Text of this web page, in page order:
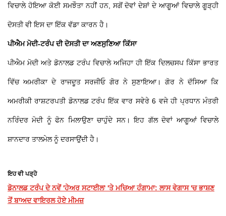
ਵਿਚਾਲੇ ਹੋਇਆ ਕੋਈ ਸਮਝੌਤਾ ਨਹੀਂ ਹਨ, ਸਗੋਂ ਦੋਵਾਂ ਦੇਸ਼ਾਂ ਦੇ ਆਗੂਆਂ ਵਿਚਾਲੇ ਗੂੜ੍ਹੀ
ਦੋਸਤੀ ਵੀ ਇਸ ਦਾ ਇੱਕ ਵੱਡਾ ਕਾਰਨ ਹੈ।
ਪੀਐਮ ਮੋਦੀ-ਟਰੰਪ ਦੀ ਦੋਸਤੀ ਦਾ ਅਣਸੁਣਿਆ ਕਿੱਸਾ
ਪੀਐਮ ਮੋਦੀ ਅਤੇ ਡੋਨਾਲਡ ਟਰੰਪ ਵਿਚਾਲੇ ਅਜਿਹਾ ਹੀ ਇੱਕ ਦਿਲਚਸਪ ਕਿੱਸਾ ਭਾਰਤ
ਵਿੱਚ ਅਮਰੀਕਾ ਦੇ ਰਾਜਦੂਤ ਸਰਜੀਓ ਗੋਰ ਨੇ ਸੁਣਾਇਆ। ਗੋਰ ਨੇ ਦੱਸਿਆ ਕਿ
ਅਮਰੀਕੀ ਰਾਸ਼ਟਰਪਤੀ ਡੋਨਾਲਡ ਟਰੰਪ ਇੱਕ ਵਾਰ ਸਵੇਰੇ 6 ਵਜੇ ਹੀ ਪ੍ਰਧਾਨ ਮੰਤਰੀ
ਨਰਿੰਦਰ ਮੋਦੀ ਨੂੰ ਫੋਨ ਮਿਲਾਉਣਾ ਚਾਹੁੰਦੇ ਸਨ। ਇਹ ਗੱਲ ਦੋਵਾਂ ਆਗੂਆਂ ਵਿਚਾਲੇ
ਸ਼ਾਨਦਾਰ ਤਾਲਮੇਲ ਨੂੰ ਦਰਸਾਉਂਦੀ ਹੈ।
ਇਹ ਵੀ ਪੜ੍ਹੋ
ਡੋਨਾਲਡ ਟਰੰਪ ਦੇ ਨਵੇਂ 'ਹੇਅਰ ਸਟਾਈਲ' 'ਤੇ ਮਚਿਆ ਹੰਗਾਮਾ: ਲਾਸ ਵੇਗਾਸ 'ਚ ਭਾਸ਼ਣ
ਤੋਂ ਬਾਅਦ ਵਾਇਰਲ ਹੋਏ ਮੀਮਜ਼